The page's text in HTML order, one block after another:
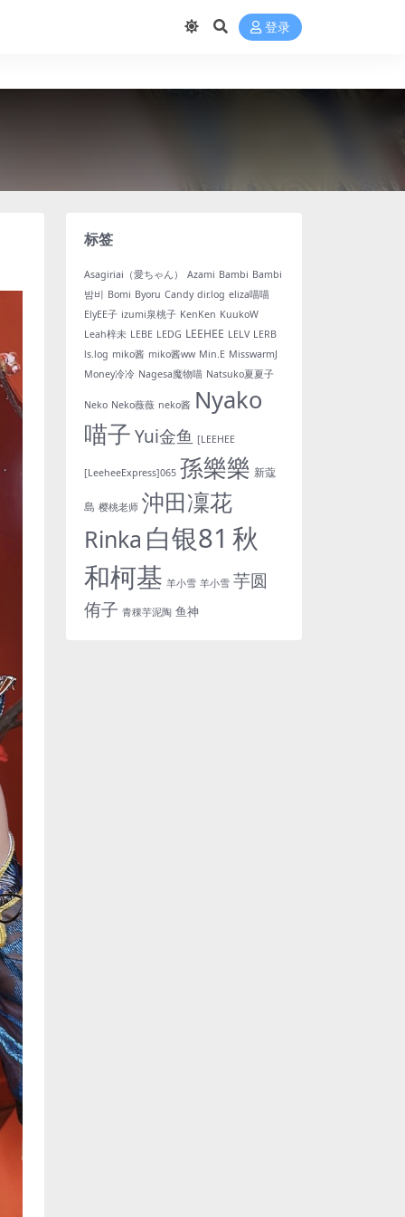
登录
标签
Asagiriai（愛ちゃん） Azami Bambi Bambi
밤비 Bomi Byoru Candy dir.log eliza喵喵
ElyEE子 izumi泉桃子 KenKen KuukoW
Leah梓未 LEBE LEDG LEEHEE LELV LERB
ls.log miko酱 miko酱ww Min.E MisswarmJ
Money冷冷 Nagesa魔物喵 Natsuko夏夏子
Neko Neko薇薇 neko酱 Nyako
喵子Yui金鱼 [LEEHEE
[LeeheeExpress]065 孫樂樂 新蔻
島 樱桃老师 沖田凜花
Rinka 白银81 秋
和柯基 羊小雪 羊小雪 芋圆
侑子 青稞芋泥陶 鱼神